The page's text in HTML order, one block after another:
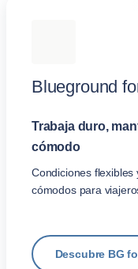
Blueground
Trabaja duro,
cómodo
Condiciones flexibles
cómodos para
Descubre BG